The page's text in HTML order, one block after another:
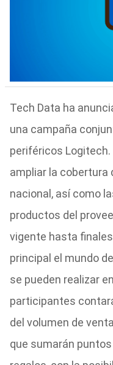
Tech Data ha
una campaña
periféricos
ampliar la cobertura
nacional, así como
productos del
vigente hasta
principal el mundo
se pueden realizar
participantes
del volumen de
que sumarán